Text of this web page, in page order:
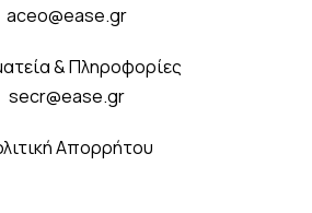
aceo@ease.gr
& Πληροφορίες
secr@ease.gr
Απορρήτου